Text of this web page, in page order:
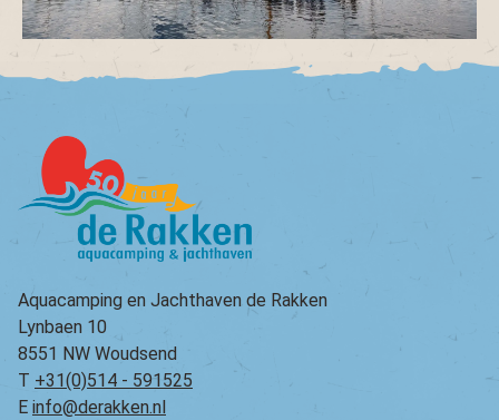
Aquacamping en Jachthaven de Rakken
Lynbaen 10
8551 NW Woudsend
T +31(0)514 - 591525
E info@derakken.nl